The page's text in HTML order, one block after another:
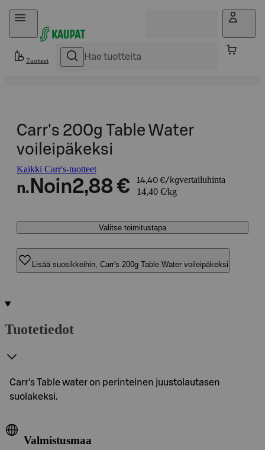
Hyppää sisältöön
Tuotteet
Carr's 200g Table Water
voileipäkeksi
Kaikki Carr's-tuotteet
n. Noin2,88 € 14,40 €/kgvertailuhinta
14,40 €/kg
Valitse toimitustapa
Lisää suosikkeihin, Carr's 200g Table Water voileipäkeksi
Tuotetiedot
Carr's Table water on perinteinen juustolautasen
suolakeksi.
Valmistusmaa